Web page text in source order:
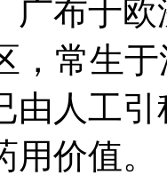
广布于
，常生
由人工
用价值。